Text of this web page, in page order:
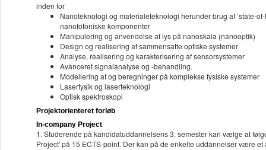
inden for
Nanoteknologi og materialeteknologi herunder brug af ’state-
nanofotoniske komponenter
Manipulering og anvendelse af lys på nanoskala (nanooptik)
Design og realisering af sammensatte optiske systemer
Analyse, realisering og karakterisering af sensorsystemer
Avanceret signalanalyse og -behandling.
Modellering af og beregninger på komplekse fysiske systemer
Laserfysik og laserteknologi
Optisk spektroskopi
Projektorienteret forløb
In-company Project
1. Studerende på kandidatuddannelsens 3. semester kan vælge at
Project' på 15 ECTS-point. Der kan på de enkelte uddannelser være